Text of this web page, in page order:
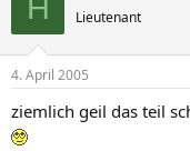
H Lieutenant
4. April 2005
ziemlich geil das teil